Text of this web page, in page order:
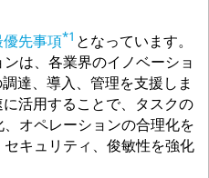
先事項*1 となっています。
は、各業界のイノベーショ
達、導入、管理を支援しま
活用することで、タスクの
オペレーションの合理化を
キュリティ、俊敏性を強化